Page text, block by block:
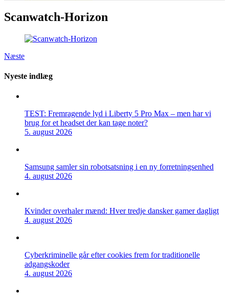
Scanwatch-Horizon
Næste
Nyeste indlæg
TEST: Fremragende lyd i Liberty 5 Pro Max – men har vi
brug for et headset der kan tage noter?
5. august 2026
Samsung samler sin robotsatsning i en ny forretningsenhed
4. august 2026
Kvinder overhaler mænd: Hver tredje dansker gamer dagligt
4. august 2026
Cyberkriminelle går efter cookies frem for traditionelle
adgangskoder
4. august 2026